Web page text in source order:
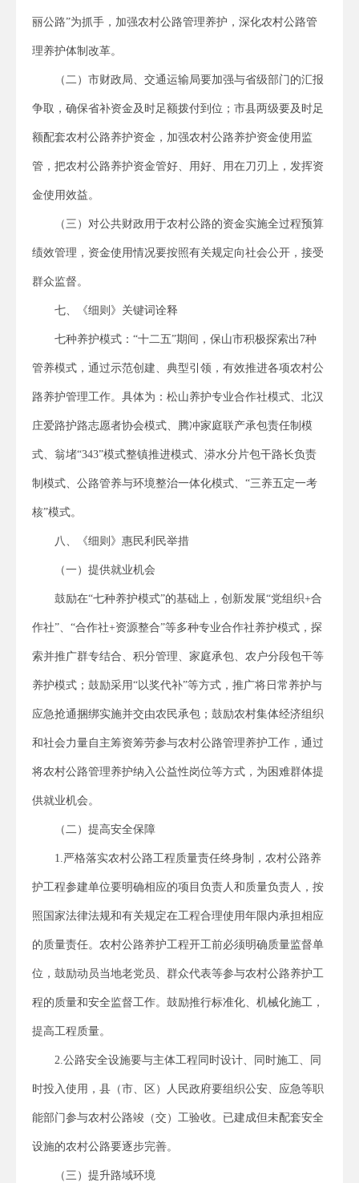
丽公路”为抓手，加强农村公路管理养护，深化农村公路管
理养护体制改革。
（二）市财政局、交通运输局要加强与省级部门的汇报
争取，确保省补资金及时足额拨付到位；市县两级要及时足
额配套农村公路养护资金，加强农村公路养护资金使用监
管，把农村公路养护资金管好、用好、用在刀刃上，发挥资
金使用效益。
（三）对公共财政用于农村公路的资金实施全过程预算
绩效管理，资金使用情况要按照有关规定向社会公开，接受
群众监督。
七、《细则》关键词诠释
七种养护模式：“十二五”期间，保山市积极探索出7种
管养模式，通过示范创建、典型引领，有效推进各项农村公
路养护管理工作。具体为：松山养护专业合作社模式、北汉
庄爱路护路志愿者协会模式、腾冲家庭联产承包责任制模
式、翁堵“343”模式整镇推进模式、漭水分片包干路长负责
制模式、公路管养与环境整治一体化模式、“三养五定一考
核”模式。
八、《细则》惠民利民举措
（一）提供就业机会
鼓励在“七种养护模式”的基础上，创新发展“党组织+合
作社”、“合作社+资源整合”等多种专业合作社养护模式，探
索并推广群专结合、积分管理、家庭承包、农户分段包干等
养护模式；鼓励采用“以奖代补”等方式，推广将日常养护与
应急抢通捆绑实施并交由农民承包；鼓励农村集体经济组织
和社会力量自主筹资筹劳参与农村公路管理养护工作，通过
将农村公路管理养护纳入公益性岗位等方式，为困难群体提
供就业机会。
（二）提高安全保障
1.严格落实农村公路工程质量责任终身制，农村公路养
护工程参建单位要明确相应的项目负责人和质量负责人，按
照国家法律法规和有关规定在工程合理使用年限内承担相应
的质量责任。农村公路养护工程开工前必须明确质量监督单
位，鼓励动员当地老党员、群众代表等参与农村公路养护工
程的质量和安全监督工作。鼓励推行标准化、机械化施工，
提高工程质量。
2.公路安全设施要与主体工程同时设计、同时施工、同
时投入使用，县（市、区）人民政府要组织公安、应急等职
能部门参与农村公路竣（交）工验收。已建成但未配套安全
设施的农村公路要逐步完善。
（三）提升路域环境